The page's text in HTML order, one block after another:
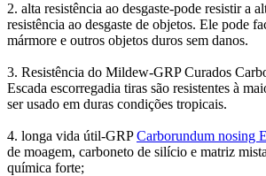
2. alta resistência ao desgaste-pode resistir a
resistência ao desgaste de objetos. Ele pode
mármore e outros objetos duros sem danos.
3. Resistência do Mildew-GRP Curados
Escada escorregadia tiras são resistentes à
ser usado em duras condições tropicais.
4. longa vida útil-GRPCarborundum nosing
de moagem, carboneto de silício e matriz
química forte;